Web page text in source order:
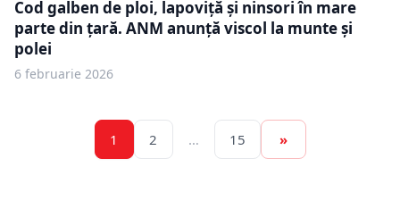
Cod galben de ploi, lapoviță și ninsori în mare
parte din țară. ANM anunță viscol la munte și
polei
6 februarie 2026
1 2 … 15 »